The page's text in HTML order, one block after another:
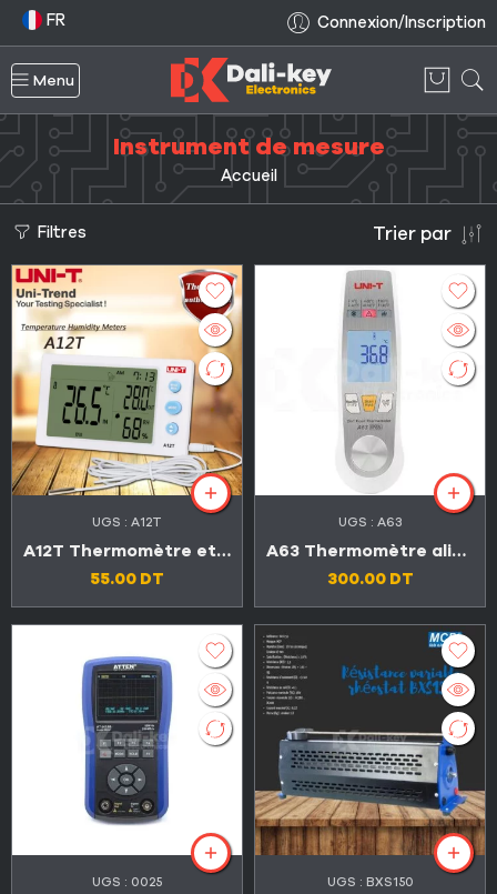
FR Connexion/Inscription
Menu
Instrument de mesure
Accueil
Filtres Trier par
UGS : A12T
A12T Thermomètre et hygromètre numérique
55.00 DT
UGS : A63
A63 Thermomètre alimentaire test de température, sonde NTC, conforme aux normes HACCP et FDA, 300 °C
300.00 DT
UGS : 0025 UGS : BXS150